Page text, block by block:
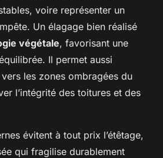
voire représenter un
Un élagage bien réalisé
végétale, favorisant une
Il permet aussi
les zones ombragées du
l’intégrité des toitures et des
évitent à tout prix l’étêtage,
qui fragilise durablement